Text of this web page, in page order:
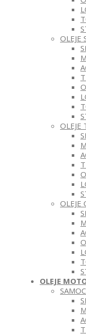
OLEJE
OLEJE
OLEJE
OLEJE